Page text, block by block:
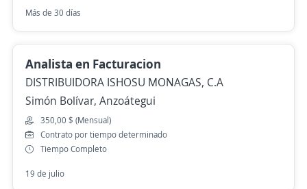
Más de 30 días
Analista en Facturacion
DISTRIBUIDORA ISHOSU MONAGAS, C.A
Simón Bolívar, Anzoátegui
350,00 $ (Mensual)
Contrato por tiempo determinado
Tiempo Completo
19 de julio